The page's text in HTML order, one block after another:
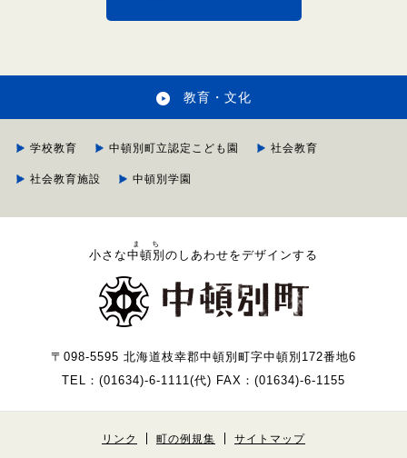
教育・文化
学校教育 中頓別町立認定こども園 社会教育
社会教育施設 中頓別学園
小さな中頓別
まち
のしあわせをデザインする
〒098-5595 北海道枝幸郡中頓別町字中頓別172番地6
TEL：(01634)-6-1111(代) FAX：(01634)-6-1155
リンク 町の例規集 サイトマップ